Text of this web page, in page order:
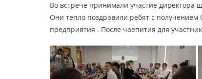
Во встрече принимали участие директора
Они тепло поздравили ребят с получением
предприятия . После чаепития для